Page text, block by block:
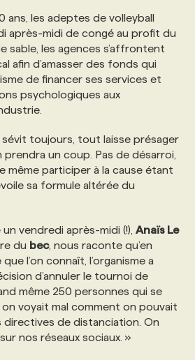
NOUS
NOS FORMATIONS
DE SUBVENTIONS
NOUS
NOUS
ans, les adeptes de volleyball
après-midi de congé au profit du
sable, les agences s’affrontent
afin d’amasser des fonds qui
de financer ses services et
psychologiques aux
sévit toujours, tout laisse présager
prendra un coup. Pas de désarroi,
même participer à la cause étant
sa formule altérée du
vendredi après-midi (!), Anaïs Le
du bec, nous raconte qu’en
l’on connaît, l’organisme a
d’annuler le tournoi de
même 250 personnes qui se
voyait mal comment on pouvait
de distanciation. On
nos réseaux sociaux. »